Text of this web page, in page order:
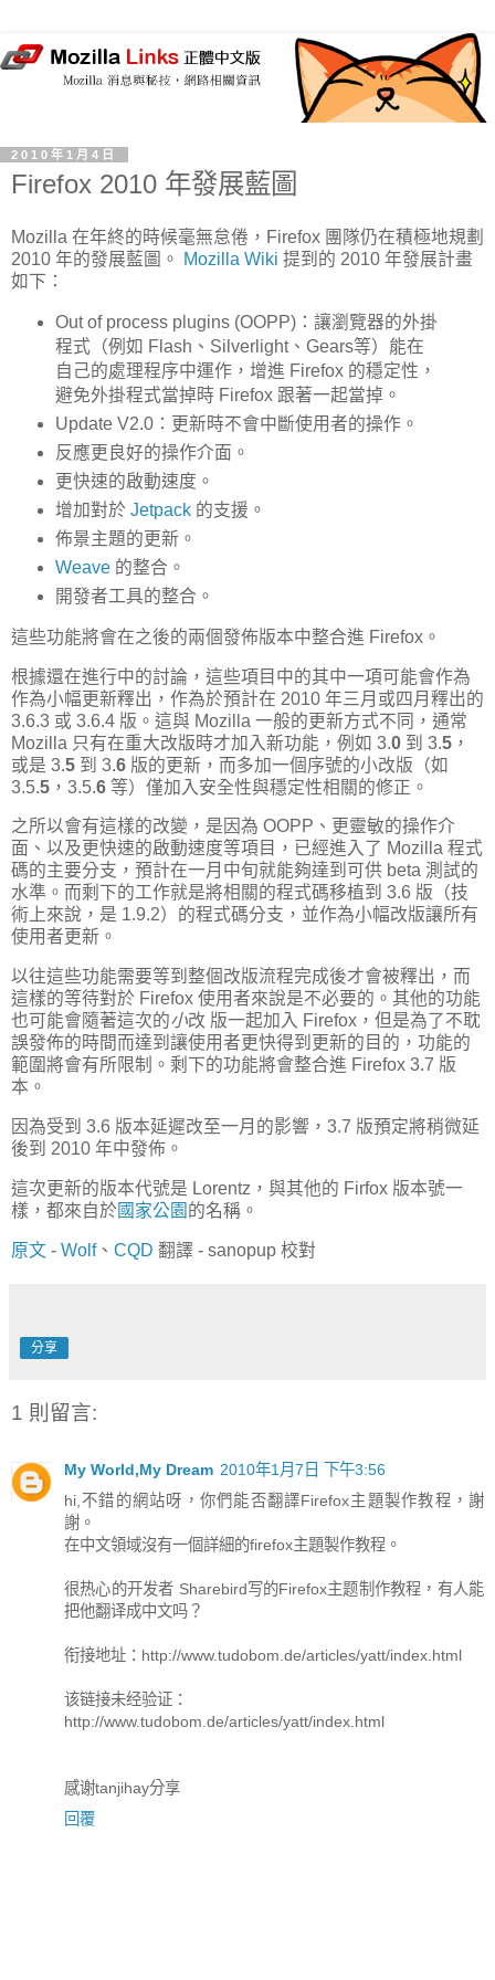
2010年1月4日
Firefox 2010 年發展藍圖
Mozilla 在年終的時候毫無怠倦，Firefox 團隊仍在積極地規劃
2010 年的發展藍圖。
Mozilla Wiki 提到的 2010 年發展計畫
如下：
Out of process plugins (OOPP)：讓瀏覽器的外掛
程式（例如 Flash、Silverlight、Gears等）能在
自己的處理程序中運作，增進 Firefox 的穩定性，
避免外掛程式當掉時 Firefox 跟著一起當掉。
Update V2.0：更新時不會中斷使用者的操作。
反應更良好的操作介面。
更快速的啟動速度。
增加對於 Jetpack的支援。
佈景主題的更新。
Weave的整合。
開發者工具的整合。
這些功能將會在之後的兩個發佈版本中整合進 Firefox。
根據還在進行中的討論，這些項目中的其中一項可能會作為
作為小幅更新釋出，作為於預計在 2010 年三月或四月釋出的
3.6.3 或 3.6.4 版。這與 Mozilla 一般的更新方式不同，通常
Mozilla 只有在重大改版時才加入新功能，例如 3.0 到 3.5 ，
或是 3.5 到 3.6 版的更新，而多加一個序號的小改版（如
3.5.5 ，3.5.6 等）僅加入安全性與穩定性相關的修正。
之所以會有這樣的改變，是因為 OOPP、更靈敏的操作介
面、以及更快速的啟動速度等項目，已經進入了 Mozilla 程式
碼的主要分支，預計在一月中旬就能夠達到可供 beta 測試的
水準。而剩下的工作就是將相關的程式碼移植到 3.6 版（技
術上來說，是 1.9.2）的程式碼分支，並作為小幅改版讓所有
使用者更新。
以往這些功能需要等到整個改版流程完成後才會被釋出，而
這樣的等待對於 Firefox 使用者來說是不必要的。其他的功能
也可能會隨著這次的小改 版一起加入 Firefox，但是為了不耽
誤發佈的時間而達到讓使用者更快得到更新的目的，功能的
範圍將會有所限制。剩下的功能將會整合進 Firefox 3.7 版
本。
因為受到 3.6 版本延遲改至一月的影響，3.7 版預定將稍微延
後到 2010 年中發佈。
這次更新的版本代號是 Lorentz，與其他的 Firfox 版本號一
樣，都來自於 國家公園 的名稱。
原文 - Wolf、 CQD 翻譯 - sanopup 校對
分享
1 則留言:
My World,My Dream 2010年1月7日 下午3:56
hi,不錯的網站呀，你們能否翻譯Firefox主題製作教程，謝
謝。
在中文領域沒有一個詳細的firefox主題製作教程。
很热心的开发者 Sharebird写的Firefox主题制作教程，有人能
把他翻译成中文吗？
衔接地址：http://www.tudobom.de/articles/yatt/index.html
该链接未经验证：
http://www.tudobom.de/articles/yatt/index.html
感谢tanjihay分享
回覆